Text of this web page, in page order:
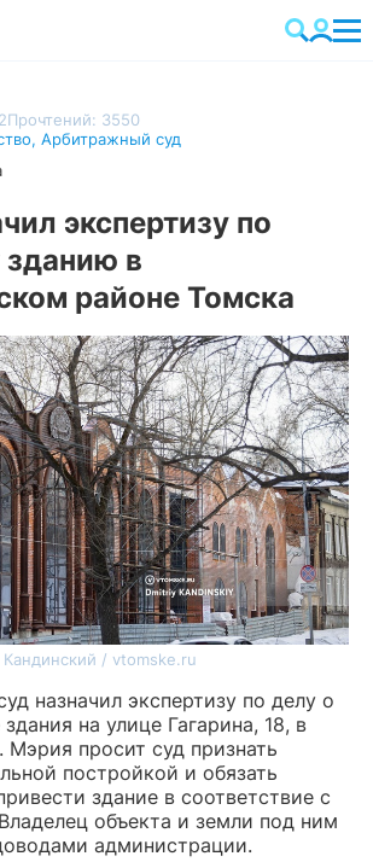
Прочтений: 3550
, Арбитражный суд
экспертизу по
в
районе Томска
/ vtomske.ru
назначил экспертизу по делу о
на улице Гагарина, 18, в
Мэрия просит суд признать
постройкой и обязать
здание в соответствие с
объекта и земли под ним
администрации.